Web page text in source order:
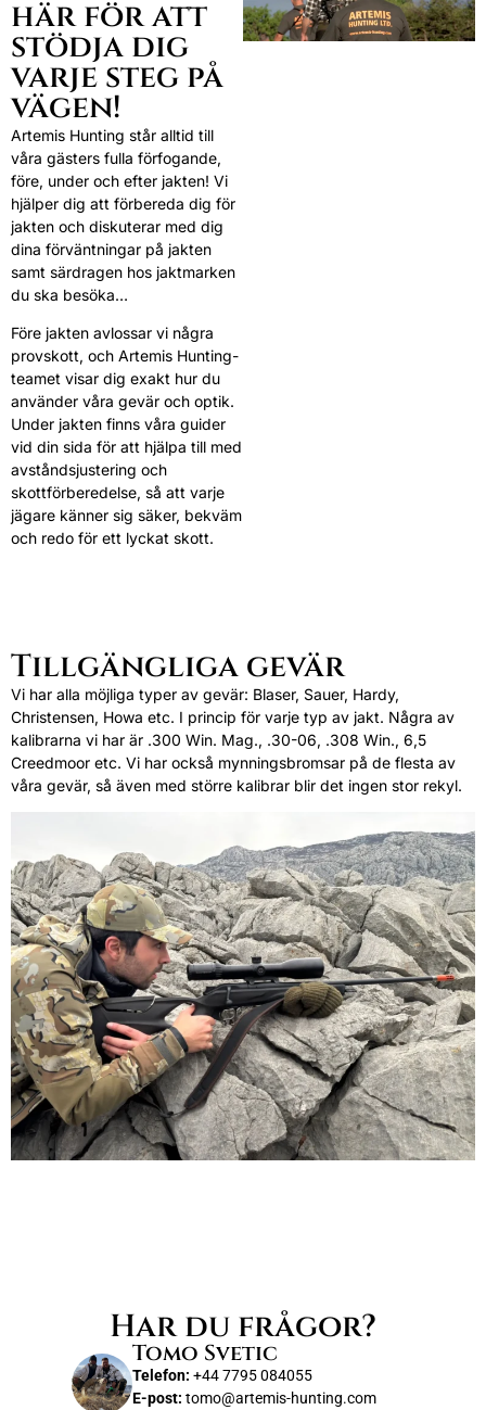
här för att
stödja dig
varje steg på
vägen!
Artemis Hunting står alltid till
våra gästers fulla förfogande,
före, under och efter jakten! Vi
hjälper dig att förbereda dig för
jakten och diskuterar med dig
dina förväntningar på jakten
samt särdragen hos jaktmarken
du ska besöka…
Före jakten avlossar vi några
provskott, och Artemis Hunting-
teamet visar dig exakt hur du
använder våra gevär och optik.
Under jakten finns våra guider
vid din sida för att hjälpa till med
avståndsjustering och
skottförberedelse, så att varje
jägare känner sig säker, bekväm
och redo för ett lyckat skott.
Tillgängliga gevär
Vi har alla möjliga typer av gevär: Blaser, Sauer, Hardy,
Christensen, Howa etc. I princip för varje typ av jakt. Några av
kalibrarna vi har är .300 Win. Mag., .30-06, .308 Win., 6,5
Creedmoor etc. Vi har också mynningsbromsar på de flesta av
våra gevär, så även med större kalibrar blir det ingen stor rekyl.
Har du frågor?
Tomo Svetic
Telefon: +44 7795 084055
E-post: tomo@artemis-hunting.com